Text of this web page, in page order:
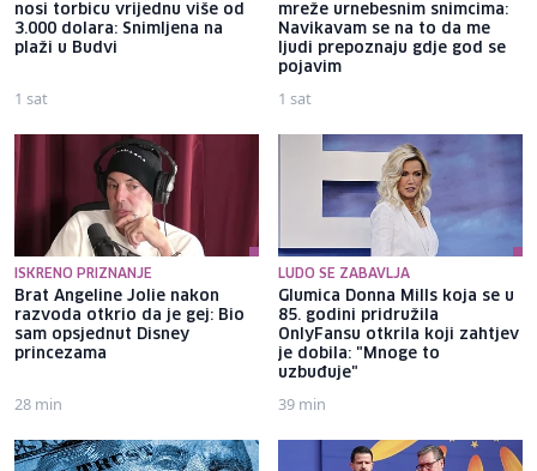
nosi torbicu vrijednu više od
3.000 dolara: Snimljena na
plaži u Budvi
1 sat
mreže urnebesnim snimcima:
Navikavam se na to da me
ljudi prepoznaju gdje god se
pojavim
1 sat
ISKRENO PRIZNANJE
Brat Angeline Jolie nakon
razvoda otkrio da je gej: Bio
sam opsjednut Disney
princezama
28 min
LUDO SE ZABAVLJA
Glumica Donna Mills koja se u
85. godini pridružila
OnlyFansu otkrila koji zahtjev
je dobila: "Mnoge to
uzbuđuje"
39 min